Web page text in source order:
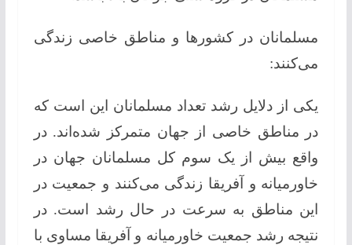
مسلمانان در کشورها و مناطق خاصی زندگی
می‌کنند:
یکی از دلایل رشد تعداد مسلمانان این است که
در مناطق خاصی از جهان متمرکز شده‌اند. در
واقع بیش از یک سوم کل مسلمانان جهان در
خاورمیانه و آفریقا زندگی می‌کنند و جمعیت در
این مناطق به سرعت در حال رشد است. در
نتیجه رشد جمعیت خاورمیانه و آفریقا مساوی با